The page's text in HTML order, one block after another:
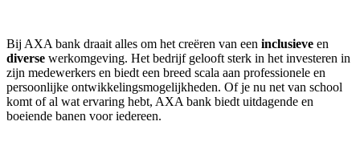
Bij AXA bank draait alles om het creëren van een inclusieve en
diverse werkomgeving. Het bedrijf gelooft sterk in het investeren in
zijn medewerkers en biedt een breed scala aan professionele en
persoonlijke ontwikkelingsmogelijkheden. Of je nu net van school
komt of al wat ervaring hebt, AXA bank biedt uitdagende en
boeiende banen voor iedereen.